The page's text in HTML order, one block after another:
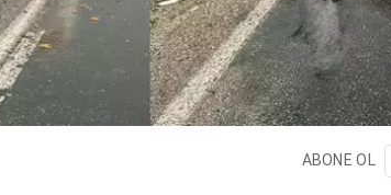
ABONE OL